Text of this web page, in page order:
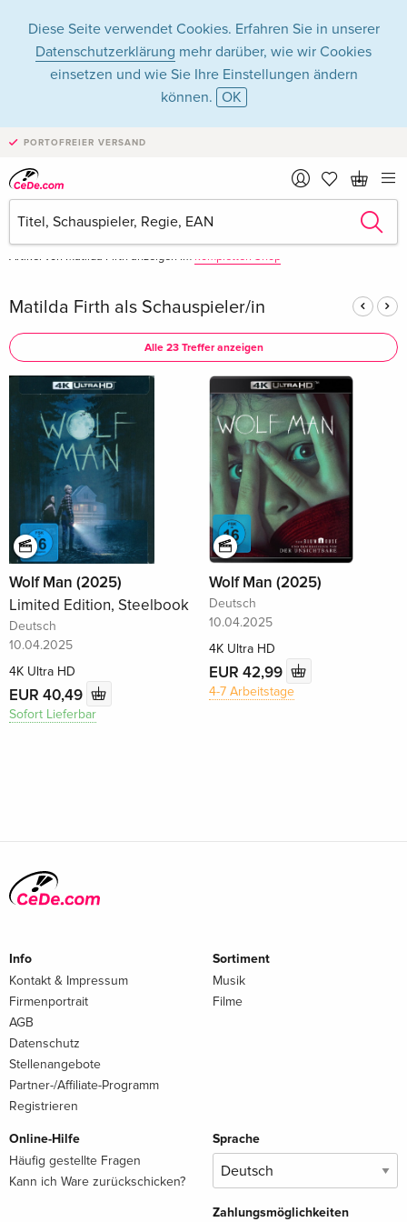
Diese Seite verwendet Cookies. Erfahren Sie in unserer
Datenschutzerklärung mehr darüber, wie wir Cookies
einsetzen und wie Sie Ihre Einstellungen ändern
können. OK
PORTOFREIER VERSAND
Matilda Firth in
Filme - Alle Formate
Artikel von Matilda Firth anzeigen im kompletten Shop
Matilda Firth als Schauspieler/in
Alle 23 Treffer anzeigen
Wolf Man (2025)
Limited Edition, Steelbook
Deutsch
10.04.2025
4K Ultra HD
EUR 40,49
Sofort Lieferbar
Wolf Man (2025)
Deutsch
10.04.2025
4K Ultra HD
EUR 42,99
4-7 Arbeitstage
Info
Kontakt & Impressum
Firmenportrait
AGB
Datenschutz
Stellenangebote
Partner-/Affiliate-Programm
Registrieren
Sortiment
Musik
Filme
Online-Hilfe
Häufig gestellte Fragen
Kann ich Ware zurückschicken?
Sprache
Zahlungsmöglichkeiten